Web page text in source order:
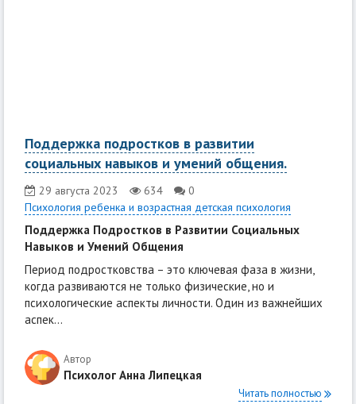
Поддержка подростков в развитии
социальных навыков и умений общения.
29 августа 2023 634
0
Психология ребенка и возрастная детская психология
Поддержка Подростков в Развитии Социальных
Навыков и Умений Общения
Период подростковства – это ключевая фаза в жизни,
когда развиваются не только физические, но и
психологические аспекты личности. Один из важнейших
аспек...
Автор
Психолог Анна Липецкая
Читать полностью